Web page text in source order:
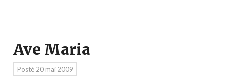
Ave Maria
Posté 20 mai 2009